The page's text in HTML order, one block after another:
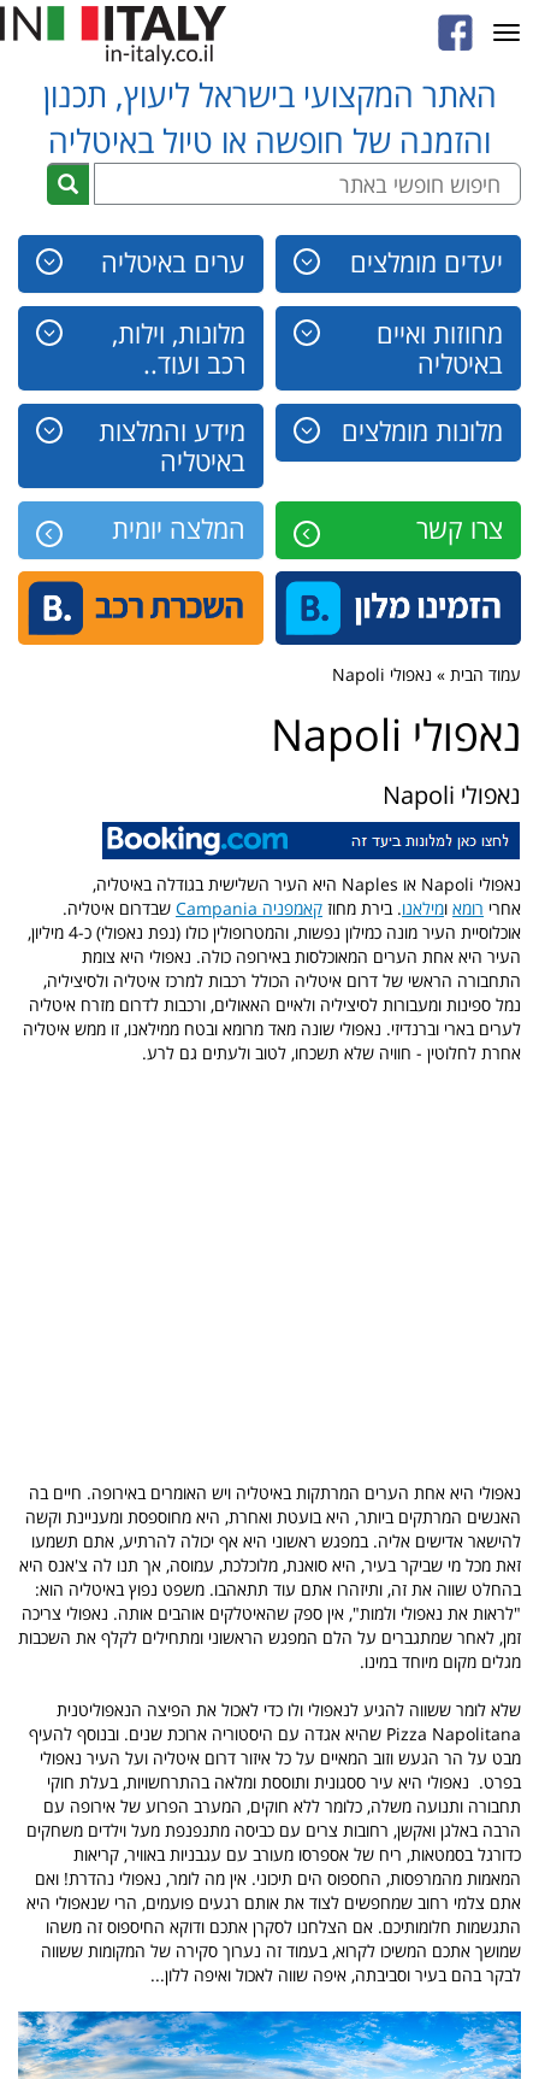
האתר המקצועי בישראל ליעוץ, תכנון
והזמנה של חופשה או טיול באיטליה
יעדים מומלצים ערים באיטליה
מחוזות ואיים
באיטליה
מלונות, וילות,
רכב ועוד..
מלונות מומלצים
מידע והמלצות
באיטליה
צרו קשר
המלצה יומית
Toggle
navigation
עמוד הבית » נאפולי Napoli
נאפולי Napoli
נאפולי Napoli
נאפולי
Napoli או Naples היא העיר השלישית בגודלה באיטליה,
אחרי רומא ומילאנו. בירת מחוז קאמפניה Campania
שבדרום איטליה.
אוכלוסיית העיר מונה כמילון נפשות, והמטרופולין כולו (נפת נאפולי) כ-4 מיליון,
העיר היא אחת הערים המאוכלסות באירופה כולה. נאפולי היא צומת
התחבורה הראשי של דרום איטליה הכולל רכבות למרכז איטליה ולסיציליה,
נמל ספינות ומעבורות לסיציליה ולאיים האאולים, ורכבות לדרום מזרח איטליה
לערים בארי וברנדיזי. נאפולי שונה מאד מרומא ובטח ממילאנו, זו ממש איטליה
אחרת לחלוטין - חוויה שלא תשכחו, לטוב ולעתים גם לרע.
נאפולי היא אחת הערים המרתקות באיטליה ויש האומרים באירופה. חיים בה
האנשים המרתקים ביותר, היא בועטת ואחרת, היא מחוספסת ומעניינת וקשה
להישאר אדישים אליה. במפגש ראשוני היא אף יכולה להרתיע, אתם תשמעו
זאת מכל מי שביקר בעיר, היא סואנת, מלוכלכת, עמוסה, אך תנו לה צ'אנס היא
בהחלט שווה את זה, ותיזהרו אתם עוד תתאהבו. משפט נפוץ באיטליה הוא:
"לראות את נאפולי ולמות", אין ספק שהאיטלקים אוהבים אותה. נאפולי צריכה
זמן, לאחר שמתגברים על הלם המפגש הראשוני ומתחילים לקלף את השכבות
מגלים מקום מיוחד במינו.
שלא לומר ששווה להגיע לנאפולי ולו כדי לאכול את הפיצה הנאפוליטנית
Pizza Napolitana שהיא אגדה עם היסטוריה ארוכת שנים.
ובנוסף להעיף
מבט על הר הגעש וזוב המאיים על כל איזור דרום איטליה ועל העיר נאפולי
בפרט. נאפולי היא עיר ססגונית ותוססת ומלאה בהתרחשויות, בעלת חוקי
תחבורה ותנועה משלה, כלומר ללא חוקים, המערב הפרוע של אירופה עם
הרבה באלגן ואקשן, רחובות צרים עם כביסה מתנפנפת מעל וילדים משחקים
כדורגל בסמטאות, ריח של אספרסו מעורב עם עגבניות באוויר, קריאות
המאמות מהמרפסות, החספוס הים תיכוני. אין מה לומר, נאפולי נהדרת! ואם
אתם צלמי רחוב שמחפשים לצוד את אותם רגעים פועמים, הרי שנאפולי היא
התגשמות חלומותיכם. אם הצלחנו לסקרן אתכם ודוקא החיספוס זה משהו
שמושך אתכם המשיכו לקרוא, בעמוד זה נערוך סקירה של המקומות ששווה
לבקר בהם בעיר וסביבתה, איפה שווה לאכול ואיפה ללון...